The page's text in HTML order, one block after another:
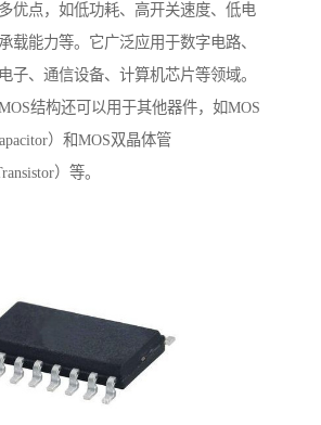
优点，如低功耗、高开关速度、低电
载能力等。它广泛应用于数字电路、
子、通信设备、计算机芯片等领域。
结构还可以用于其他器件，如MOS
）和MOS双晶体管
）等。